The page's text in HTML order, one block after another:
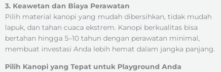
3. Keawetan dan Biaya Perawatan
Pilih material kanopi yang mudah dibersihkan, tidak mudah
lapuk, dan tahan cuaca ekstrem. Kanopi berkualitas bisa
bertahan hingga 5–10 tahun dengan perawatan minimal,
membuat investasi Anda lebih hemat dalam jangka panjang.
Pilih Kanopi yang Tepat untuk Playground Anda